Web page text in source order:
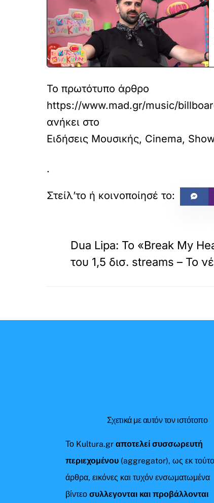
Το πρωτότυπο άρθρο
https://www.mad.gr/music/
ανήκει στο
Ειδήσεις Μουσικής, Cinema,
.
Dua Lipa: Το «Break My
του 1,5 δισ. streams – Το
Σχετικά με αυτόν τον ιστότοπο
Το Kultura.grαποτελεί συσσωρευτή
περιεχομένου (aggregator), ως εκ
άρθρα, εικόνες και τυχόν ενσωματωμένα
βίντεοσυλλεγονται και προβάλλονται